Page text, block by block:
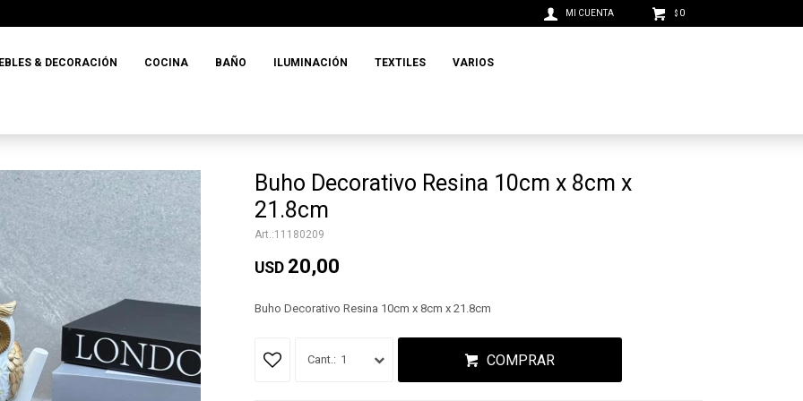
& DECORACIÓN COCINA BAÑO ILUMINACIÓN TEXTILES VARIOS
$ 0
Buho Decorativo Resina 10cm x 8cm x
21.8cm
11180209
USD 20,00
Buho Decorativo Resina 10cm x 8cm x 21.8cm
1 COMPRAR